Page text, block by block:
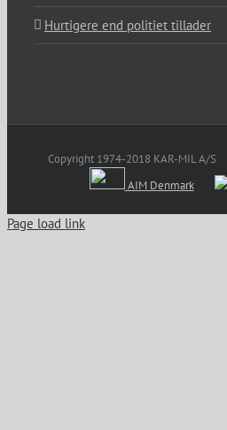
Hurtigere end politiet tillader
Copyright 1974-2018 KAR-MIL A/S
AIM Denmark
Page load link